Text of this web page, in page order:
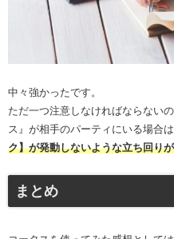
中々強かったです。
ただ一つ注意しなければならない
ス』が相手のパーティにいる場合は
ク】が発動しないような立ち回り
まとめ